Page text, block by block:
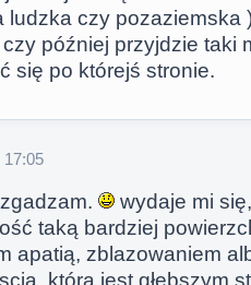
ludzka czy pozaziemska
później przyjdzie taki
się po którejś stronie.
17:05
wydaje mi
taką bardziej
apatią, zblazowaniem
która jest głębszym